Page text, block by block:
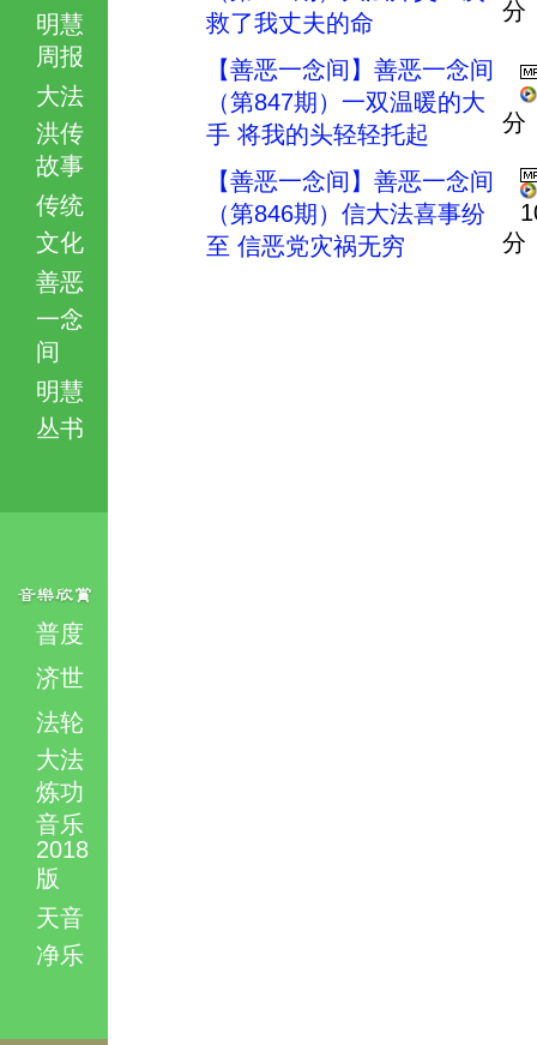
明慧
周报
大法
洪传
故事
传统
文化
善恶
一念
间
明慧
丛书
普度
济世
法轮
大法
炼功
音乐
2018
版
天音
净乐
救了我丈夫的命
分
【善恶一念间】善恶一念间
（第847期）一双温暖的大
手 将我的头轻轻托起
分
【善恶一念间】善恶一念间
（第846期）信大法喜事纷
至 信恶党灾祸无穷
分